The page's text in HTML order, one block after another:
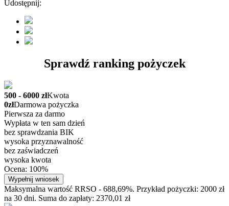
Udostępnij:
Sprawdź ranking pożyczek
500 - 6000 złKwota
0złDarmowa pożyczka
Pierwsza za darmo
Wypłata w ten sam dzień
bez sprawdzania BIK
wysoka przyznawalność
bez zaświadczeń
wysoka kwota
Ocena: 100%
Wypełnij wniosek
Maksymalna wartość RRSO - 688,69%. Przykład pożyczki: 2000 zł
na 30 dni. Suma do zapłaty: 2370,01 zł